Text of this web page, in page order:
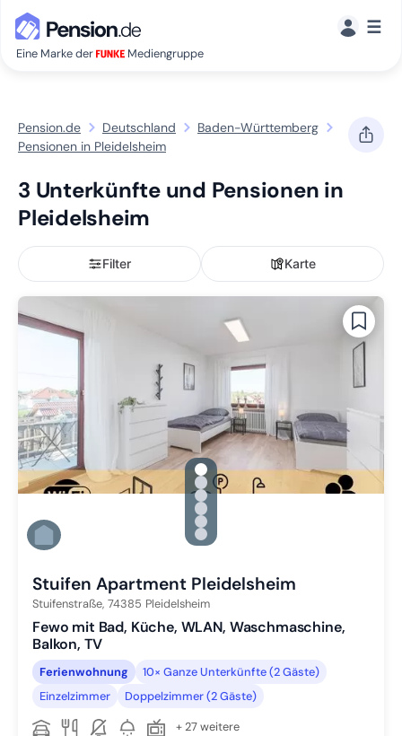
Eine Marke der Mediengruppe
☰
Pension.de Deutschland
Baden-Württemberg
Pensionen in Pleidelsheim
3 Unterkünfte und Pensionen in
Pleidelsheim
Filter Karte
gallery.slide_selector
Zu Slide 1 wechseln
Zu Slide 2 wechseln
Zu Slide 3 wechseln
Zu Slide 4 wechseln
Zu Slide 5 wechseln
Zu Slide 6 wechseln
Stuifen Apartment Pleidelsheim
Stuifenstraße, 74385 Pleidelsheim
Fewo mit Bad, Küche, WLAN, Waschmaschine,
Balkon, TV
Ferienwohnung
10× Ganze Unterkünfte (2 Gäste)
Einzelzimmer
Doppelzimmer (2 Gäste)
+ 27 weitere